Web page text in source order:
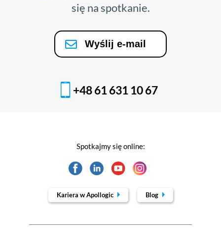
się na spotkanie.
Wyślij e-mail
+48 61 631 10 67
Spotkajmy się online:
Kariera w Apollogic Blog